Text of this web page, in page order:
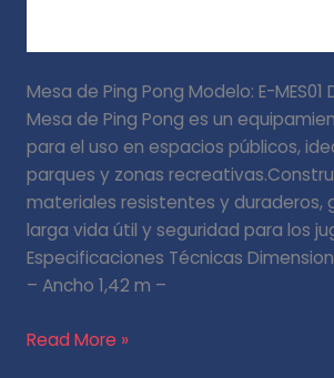
Mesa de Ping Pong Modelo: E-MES01
Mesa de Ping Pong es un
para el uso en espacios públicos,
parques y zonas
materiales resistentes y duraderos,
larga vida útil y seguridad para los
Especificaciones Técnicas
– Ancho 1,42 m –
Read More »